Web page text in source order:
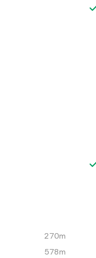
270m
578m